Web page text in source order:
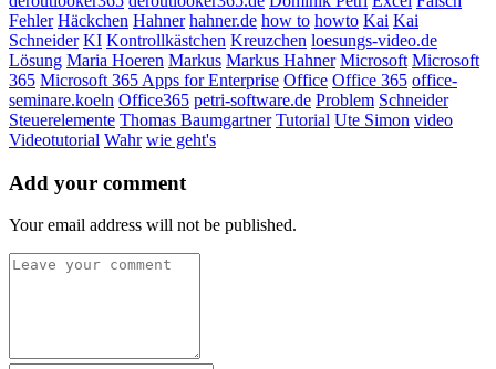
Fehler Häckchen Hahner hahner.de how to howto Kai Kai
Schneider KI Kontrollkästchen Kreuzchen loesungs-video.de
Lösung Maria Hoeren Markus Markus Hahner Microsoft Microsoft
365 Microsoft 365 Apps for Enterprise Office Office 365 office-
seminare.koeln Office365 petri-software.de Problem Schneider
Steuerelemente Thomas Baumgartner Tutorial Ute Simon video
Videotutorial Wahr wie geht's
Add your comment
Your email address will not be published.